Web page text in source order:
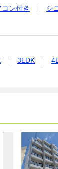
ン付き
シ
3LDK